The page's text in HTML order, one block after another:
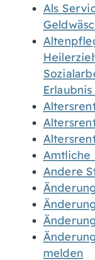
Als
Amtliche
Andere
melden